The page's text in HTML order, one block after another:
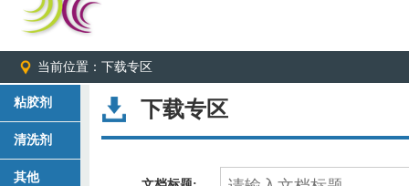
当前位置：下载专区
粘胶剂
清洗剂
其他
下载专区